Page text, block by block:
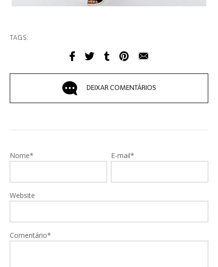
TAGS:
DEIXAR COMENTÁRIOS
Nome* E-mail*
Website
Comentário*